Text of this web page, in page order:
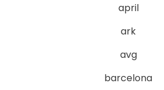
april
ark
avg
barcelona